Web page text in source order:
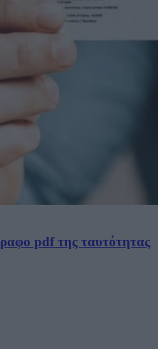
pdf της ταυτότητας